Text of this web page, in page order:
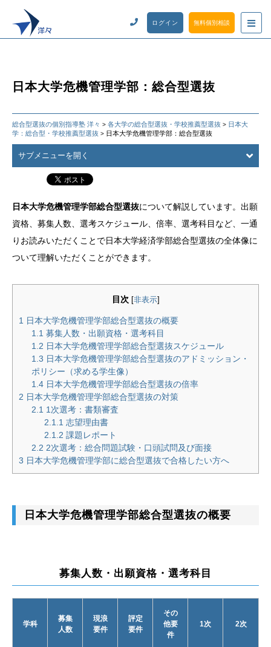
ログイン 無料個別相談
日本大学危機管理学部：総合型選抜
総合型選抜の個別指導塾 洋々 > 各大学の総合型選抜・学校推薦型選抜 > 日本大
学：総合型・学校推薦型選抜 > 日本大学危機管理学部：総合型選抜
サブメニューを開く
日本大学危機管理学部総合型選抜について解説しています。出願
資格、募集人数、選考スケジュール、倍率、選考科目など、一通
りお読みいただくことで日本大学経済学部総合型選抜の全体像に
ついて理解いただくことができます。
目次 非表示]
1 日本大学危機管理学部総合型選抜の概要
1.1 募集人数・出願資格・選考科目
1.2 日本大学危機管理学部総合型選抜スケジュール
1.3 日本大学危機管理学部総合型選抜のアドミッション・
ポリシー（求める学生像）
1.4 日本大学危機管理学部総合型選抜の倍率
2 日本大学危機管理学部総合型選抜の対策
2.1 1次選考：書類審査
2.1.1 志望理由書
2.1.2 課題レポート
2.2 2次選考：総合問題試験・口頭試問及び面接
3 日本大学危機管理学部に総合型選抜で合格したい方へ
日本大学危機管理学部総合型選抜の概要
募集人数・出願資格・選考科目
学科
募集
人数
現浪
要件
評定
要件
その
他要
件
1次 2次